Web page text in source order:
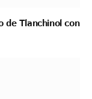
de Tlanchinol con